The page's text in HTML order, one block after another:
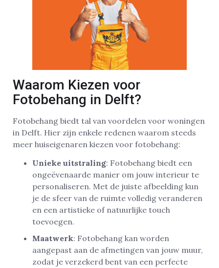
Waarom Kiezen voor
Fotobehang in Delft?
Fotobehang biedt tal van voordelen voor woningen
in Delft. Hier zijn enkele redenen waarom steeds
meer huiseigenaren kiezen voor fotobehang:
Unieke uitstraling: Fotobehang biedt een
ongeëvenaarde manier om jouw interieur te
personaliseren. Met de juiste afbeelding kun
je de sfeer van de ruimte volledig veranderen
en een artistieke of natuurlijke touch
toevoegen.
Maatwerk: Fotobehang kan worden
aangepast aan de afmetingen van jouw muur,
zodat je verzekerd bent van een perfecte